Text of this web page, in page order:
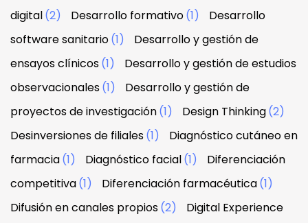
digital(2) Desarrollo formativo(1)
Desarrollo
software sanitario(1)
Desarrollo y gestión de
ensayos clínicos(1)
Desarrollo y gestión de estudios
observacionales(1)
Desarrollo y gestión de
proyectos de investigación(1) Design Thinking(2)
Desinversiones de filiales(1)
Diagnóstico cutáneo en
farmacia(1) Diagnóstico facial(1)
Diferenciación
competitiva(1) Diferenciación farmacéutica(1)
Difusión en canales propios(2)
Digital Experience